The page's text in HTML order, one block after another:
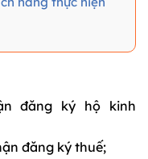
đăng ký hộ kinh
đăng ký thuế;